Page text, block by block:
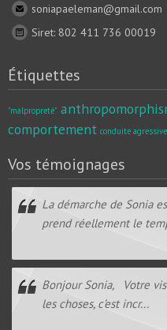
soniapaeleman@gmail.com
Siret: 802 411 736 00019
Étiquettes
"malpropreté"
comportement conduite agressive
Vos témoignages
La démarche de Sonia
prend réellement le
Bonjour Sonia, Votre
les choses, c’est incr...